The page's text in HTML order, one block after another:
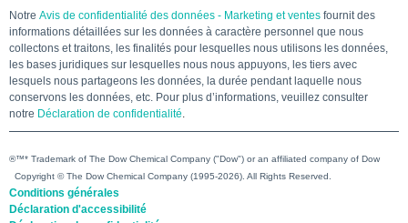
Notre Avis de confidentialité des données - Marketing et ventes fournit des
informations détaillées sur les données à caractère personnel que nous
collectons et traitons, les finalités pour lesquelles nous utilisons les données,
les bases juridiques sur lesquelles nous nous appuyons, les tiers avec
lesquels nous partageons les données, la durée pendant laquelle nous
conservons les données, etc. Pour plus d’informations, veuillez consulter
notre Déclaration de confidentialité.
®™* Trademark of The Dow Chemical Company ("Dow") or an affiliated company of Dow
Copyright © The Dow Chemical Company (1995-2026). All Rights Reserved.
Conditions générales
Déclaration d'accessibilité